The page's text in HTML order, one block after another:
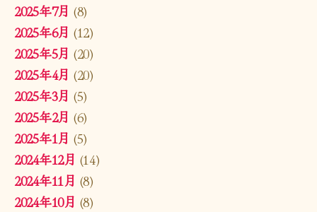
2025年7月 (8)
2025年6月 (12)
2025年5月 (20)
2025年4月 (20)
2025年3月 (5)
2025年2月 (6)
2025年1月 (5)
2024年12月 (14)
2024年11月 (8)
2024年10月 (8)